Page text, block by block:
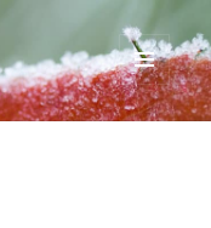
MENÜ
UND